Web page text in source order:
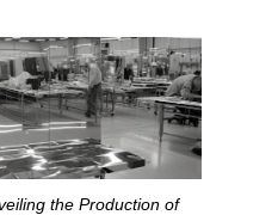
the Production of